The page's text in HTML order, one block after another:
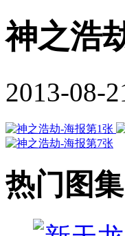
神之浩
2013-08-
热门图集